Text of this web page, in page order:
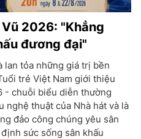
2026: "Khẳng
đương đại"
tỏa những giá trị bền
trẻ Việt Nam giới thiệu
- chuỗi biểu diễn thường
nghệ thuật của Nhà hát và là
đảo công chúng yêu sân
sức sống sân khấu